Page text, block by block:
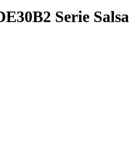
Serie Salsa